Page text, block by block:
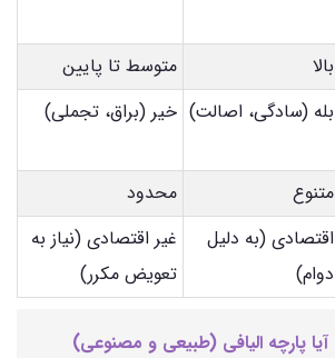
بالا
متوسط تا پایین
بله (سادگی، اصالت) خیر (براق، تجملی)
متنوع
محدود
اقتصادی (به دلیل
دوام)
غیر اقتصادی (نیاز به
تعویض مکرر)
آیا پارچه الیافی (طبیعی و مصنوعی)